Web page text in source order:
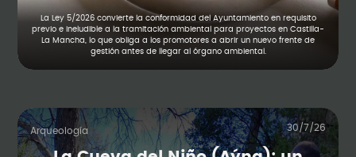
La Ley 5/2026 convierte la conformidad del Ayuntamiento en requisito
previo e ineludible a la tramitación ambiental para proyectos en Castilla-
La Mancha, lo que obliga a los promotores a abrir un nuevo frente de
gestión antes de llegar al órgano ambiental.
Arqueología 30/7/26